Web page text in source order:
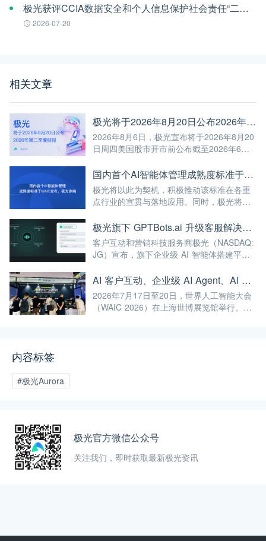
极光获评CCIA数据安全和个人信息保护社会责任“二星级”单位
2026-07-20
相关文章
极光将于2026年8月20日公布2026年第二季度财报
2026年8月6日，极光宣布将于2026年8月20
日周四美国股市开市前公布截至2026年6月
国内首个AI智能体管理成熟度标准于WAIC发布，极光参编
极光将以此为契机，积极推动该标准在各重
点行业的宣贯与落地应用。同时，极光将继
融入自身的产品与服务中，赋能更多企业实
现智能化转型，为我国人工智能产业规模
化、高端化发展注入强劲动能！
极光旗下 GPTBots.ai 升级客服解决方案：Audio Agent 打通企业通信线路，LINE 客服插件 2.0 同步上线
客户互动和营销科技服务商极光（NASDAQ:
JG）宣布，旗下企业级 AI 智能体搭建平台
Agent 正式支持通过 SIP 协议与 Twilio 对接
企业通信系统；LINE 客服插件 2.0 完成界面
重构并新增通知功能。
AI 客户互动、企业级 AI Agent、AI 内容生成集中亮相！极光旗下EngageLab WAIC 2026 现场回顾
2026年7月17日至20日，世界人工智能大会
（WAIC 2026）在上海世博展览馆举行。极
内容标签
#极光Aurora
极光官方微信公众号
关注我们，即时获取最新极光资讯